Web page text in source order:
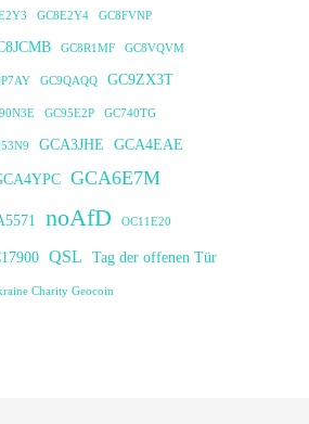
GC8E2Y4 GC8FVNP
GC8R1MF GC8VQVM
GC9QAQQ
GC9ZX3T
GC95E2P GC740TG
GCA3JHE GCA4EAE
GCA6E7M
noAfD OC11E20
QSL
Tag der offenen Tür
Charity Geocoin